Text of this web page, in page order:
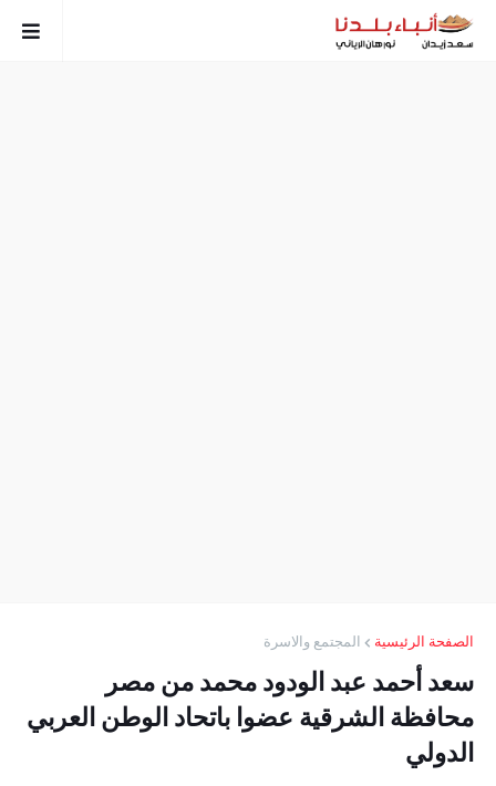
الصفحة الرئيسية المجتمع والاسرة
سعد أحمد عبد الودود محمد من مصر
محافظة الشرقية عضوا باتحاد الوطن العربي
الدولي